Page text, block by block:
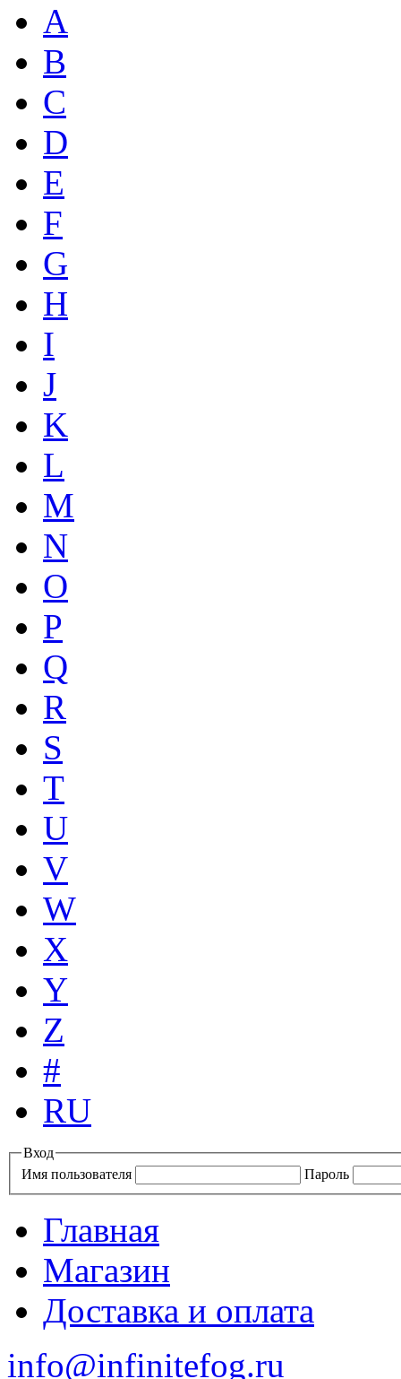
A
B
C
D
E
F
G
H
I
J
K
L
M
N
O
P
Q
R
S
T
U
V
W
X
Y
Z
#
RU
Вход
Имя пользователя
Пароль
Главная
Магазин
Доставка и оплата
info@infinitefog.ru